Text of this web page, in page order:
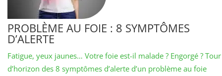
PROBLÈME AU FOIE : 8 SYMPTÔMES
D’ALERTE
Fatigue, yeux jaunes… Votre foie est-il malade ? Engorgé ? Tour
d’horizon des 8 symptômes d’alerte d’un problème au foie